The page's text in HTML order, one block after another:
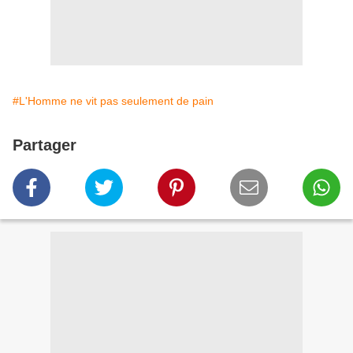
#L'Homme ne vit pas seulement de pain
Partager